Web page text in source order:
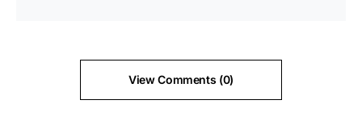
View Comments (0)